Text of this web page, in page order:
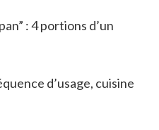
: 4 portions d’un
d’usage, cuisine